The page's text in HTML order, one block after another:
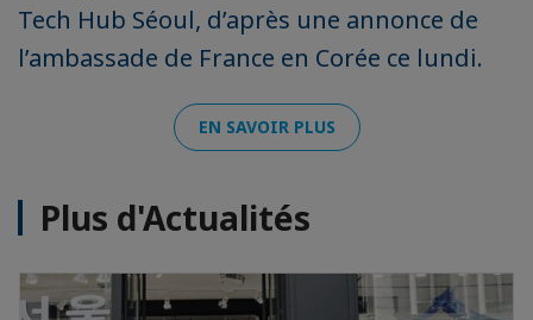
Tech Hub Séoul, d’après une annonce de
l’ambassade de France en Corée ce lundi.
EN SAVOIR PLUS
Plus d'Actualités